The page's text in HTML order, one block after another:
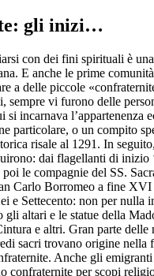
gli inizi…
con dei fini spirituali è
E anche le prime
a delle piccole
sempre vi furono delle
incarnava l’appartenenza
particolare, o un compito
risale al 1291. In
dai flagellanti di inizio
le compagnie del SS.
Carlo Borromeo a fine XVI
e Settecento: non per nulla
gli altari e le statue della
e altri. Gran parte delle
sacri trovano origine nella
Anche gli
confraternite per scopi